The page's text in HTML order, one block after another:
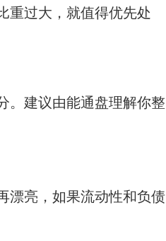
重过大，就值得优先处
。建议由能通盘理解你整
漂亮，如果流动性和负债